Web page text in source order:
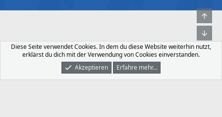
Was Ist Neu Dunkler Modus Anmelden
Diese Seite verwendet Cookies. In dem du diese Website weiterhin nutzt,
erklärst du dich mit der Verwendung von Cookies einverstanden.
Akzeptieren
Erfahre mehr…